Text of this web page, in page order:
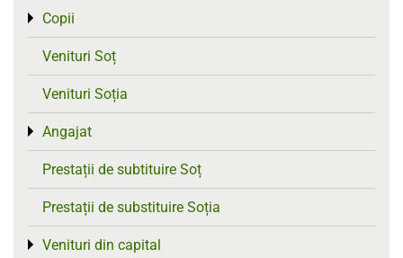
Copii
Toggle menu
Venituri Soț
Venituri Soția
Angajat
Toggle menu
Prestații de subtituire Soț
Prestații de substituire Soția
Venituri din capital
Toggle menu